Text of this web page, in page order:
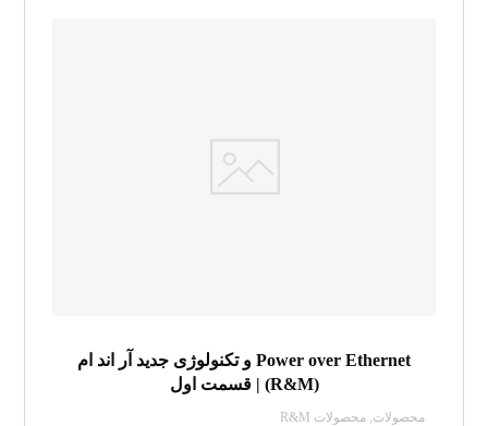
Power over Ethernet و تکنولوژی جدید آر اند ام
(R&M) | قسمت اول
محصولات,محصولات R&M